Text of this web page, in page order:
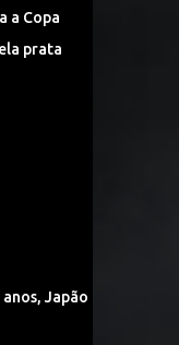
a Copa
prata
Japão